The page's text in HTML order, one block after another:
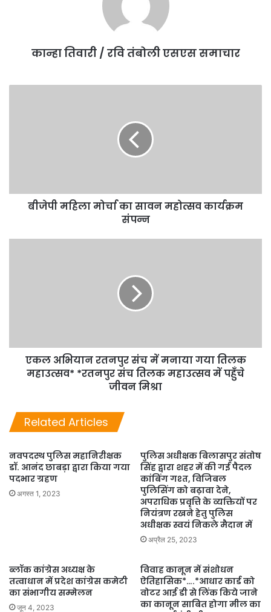
कान्हा तिवारी / रवि तंबोली एसएस समाचार
बीजेपी महिला मोर्चा का सावन महोत्सव कार्यक्रम
संपन्न
एकल अभियान रतनपुर संच में मनाया गया तिलक
महाउत्सव* *रतनपुर संच तिलक महाउत्सव में पहुँचे
जीवन मिश्रा
Related Articles
नवपदस्थ पुलिस महानिरीक्षक
डॉ. आनंद छाबड़ा द्वारा किया गया
पदभार ग्रहण
अगस्त 1, 2023
पुलिस अधीक्षक बिलासपुर संतोष
सिंह द्वारा शहर में की गई पैदल
कांबिंग गश्त, विजिबल
पुलिसिंग को बढ़ावा देने,
अपराधिक प्रवृत्ति के व्यक्तियों पर
नियंत्रण रखने हेतु पुलिस
अधीक्षक स्वयं निकले मैदान में
अप्रैल 25, 2023
ब्लॉक कांग्रेस अध्यक्ष के
तत्वाधान में प्रदेश कांग्रेस कमेटी
का संभागीय सम्मेलन
जून 4, 2023
विवाह कानून में संशोधन
ऐतिहासिक*….*आधार कार्ड को
वोटर आई डी से लिंक किये जाने
का कानून साबित होगा मील का